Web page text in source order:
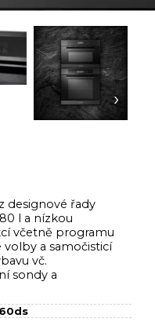
›
designové řady
l a nízkou
včetně programu
a samočisticí
vč.
sondy a